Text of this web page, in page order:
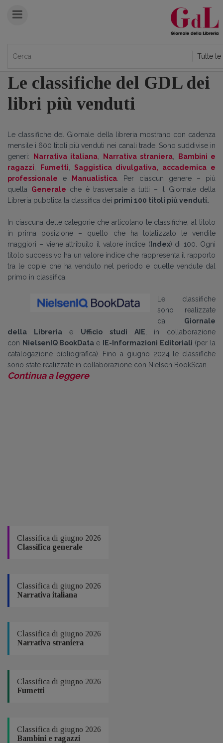
Le classifiche del GDL dei
libri più venduti
Le classifiche del Giornale della libreria mostrano con cadenza
mensile i 600 titoli più venduti nei canali trade. Sono suddivise in
generi:
Narrativa italiana Narrativa straniera
Bambini e
ragazzi
Fumetti
Saggistica divulgativa, accademica e
professionale
e Manualistica . Per ciascun genere – più
quella Generale che è trasversale a tutti – il Giornale della
Libreria pubblica la classifica dei primi 100 titoli più venduti.
In ciascuna delle categorie che articolano le classifiche, al titolo
in prima posizione – quello che ha totalizzato le vendite
maggiori – viene attribuito il valore indice (Index) di 100. Ogni
titolo successivo ha un valore indice che rappresenta il rapporto
tra le copie che ha venduto nel periodo e quelle vendute dal
primo in classifica.
Le classifiche
sono realizzate
da Giornale
della Libreriae Ufficio studi AIE , in collaborazione
con NielsenIQ BookDatae IE-Informazioni Editoriali (per la
catalogazione bibliografica). Fino a giugno 2024 le classifiche
sono state realizzate in collaborazione con Nielsen BookScan
Continua a leggere
Classifica di giugno 2026
Classifica generale
Classifica di giugno 2026
Narrativa italiana
Classifica di giugno 2026
Narrativa straniera
Classifica di giugno 2026
Fumetti
Classifica di giugno 2026
Bambini e ragazzi